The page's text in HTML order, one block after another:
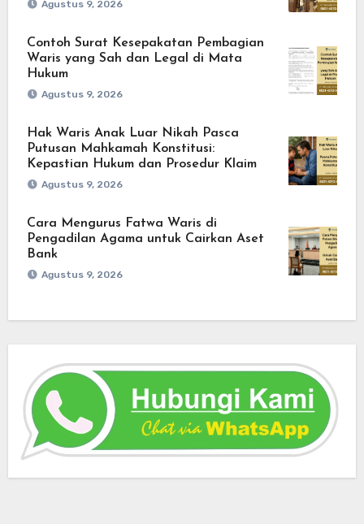
Agustus 9, 2026
Contoh Surat Kesepakatan Pembagian
Waris yang Sah dan Legal di Mata
Hukum
Agustus 9, 2026
Hak Waris Anak Luar Nikah Pasca
Putusan Mahkamah Konstitusi:
Kepastian Hukum dan Prosedur Klaim
Agustus 9, 2026
Cara Mengurus Fatwa Waris di
Pengadilan Agama untuk Cairkan Aset
Bank
Agustus 9, 2026